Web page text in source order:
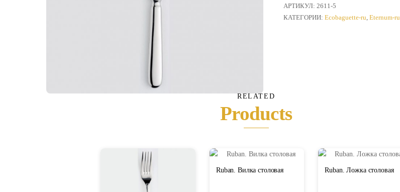
Нож
столовый
АРТИКУЛ: 2611-5
КАТЕГОРИИ: Ecobaguette-ru Eternum-ru
RELATED
Products
Ruban. Вилка столовая Ruban. Ложка столовая